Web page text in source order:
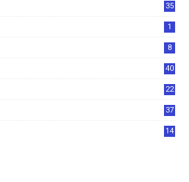
35
1
8
40
22
37
14